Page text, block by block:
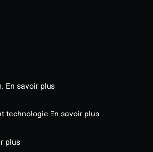
En savoir plus
technologie En savoir plus
plus